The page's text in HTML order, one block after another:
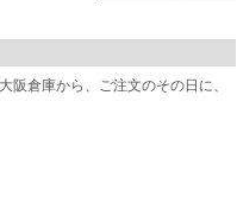
倉庫から、ご注文のその日に、